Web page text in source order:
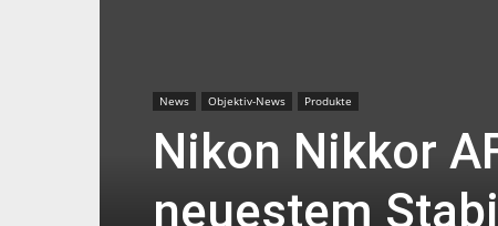
News Objektiv-News Produkte
Nikon Nikkor
neuestem